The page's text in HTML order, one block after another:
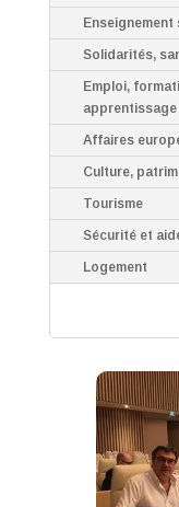
Solidarités,
Emploi,
apprentissage
Affaires
Culture,
Tourisme
Sécurité et
Logement